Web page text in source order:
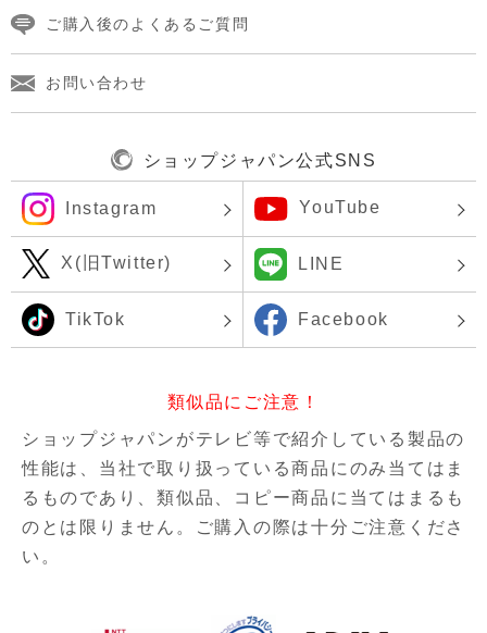
ご購入後のよくあるご質問
お問い合わせ
ショップジャパン公式SNS
Instagram YouTube
X(旧Twitter) LINE
TikTok Facebook
類似品にご注意！
ショップジャパンがテレビ等で紹介している製品の
性能は、当社で取り扱っている商品にのみ当てはま
るものであり、類似品、コピー商品に当てはまるも
のとは限りません。ご購入の際は十分ご注意くださ
い。